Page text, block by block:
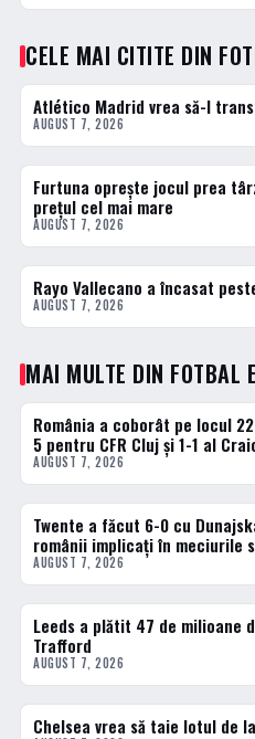
CELE MAI CITITE DIN
1 · TOP
Atlético Madrid vrea să-l
AUGUST 7, 2026
2 · TOP
Furtuna oprește jocul prea
prețul cel mai mare
AUGUST 7, 2026
3 · TOP
Rayo Vallecano a încasat
AUGUST 7, 2026
MAI MULTE DIN FOTBAL
FOTBAL EXTERN
România a coborât pe locul
5 pentru CFR Cluj și 1-1 al
AUGUST 7, 2026
FOTBAL EXTERN
Twente a făcut 6-0 cu
românii implicați în meciurile
AUGUST 7, 2026
FOTBAL EXTERN
Leeds a plătit 47 de milioane
Trafford
AUGUST 7, 2026
FOTBAL EXTERN
Chelsea vrea să taie lotul de